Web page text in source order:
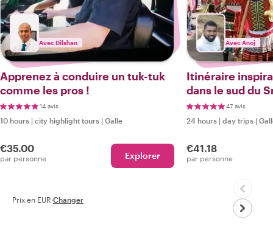
Avec Dilshan
Apprenez à conduire un tuk-tuk
comme les pros !
14 avis
10 hours | city highlight tours | Galle
€35.00
par personne Explorer
Avec Anoj
Itinéraire
dans le sud du
47 avis
24 hours | day trips |
€41.18
par personne
Prix en EUR·Changer